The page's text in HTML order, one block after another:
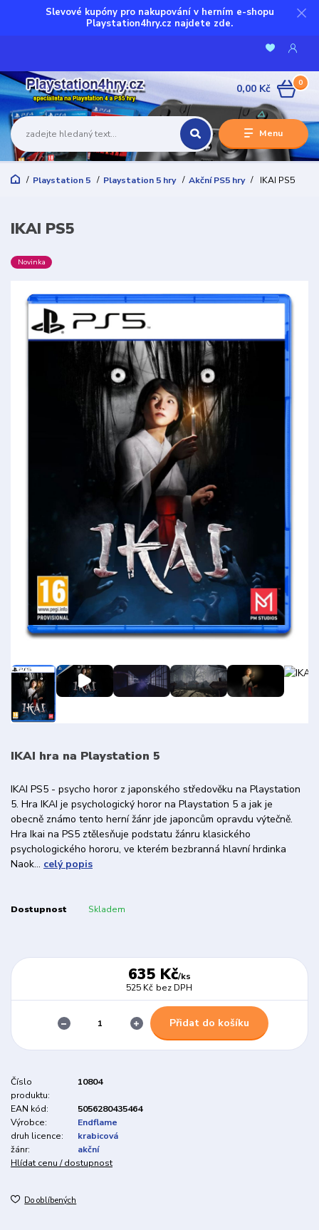
Slevové kupóny pro nakupování v herním e-shopu
Playstation4hry.cz najdete zde.
Menu
0
0,00 Kč
Playstation 5 Playstation 5 hry Akční PS5 hry IKAI PS5
IKAI PS5
Novinka
IKAI hra na Playstation 5
IKAI PS5 - psycho horor z japonského středověku na Playstation
5. Hra IKAI je psychologický horor na Playstation 5 a jak je
obecně známo tento herní žánr jde japoncům opravdu výtečně.
Hra Ikai na PS5 ztělesňuje podstatu žánru klasického
psychologického hororu, ve kterém bezbranná hlavní hrdinka
Naok... celý popis
Dostupnost Skladem
635 Kč/ks
525 Kč bez DPH
Přidat do košíku
Číslo
produktu:
10804
EAN kód:
5056280435464
Výrobce:
Endflame
druh licence:
krabicová
žánr:
akční
Hlídat cenu / dostupnost
Do oblíbených